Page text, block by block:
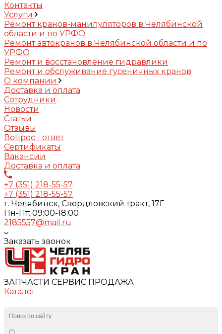
Контакты
Услуги
Ремонт кранов-манипуляторов в Челябинской
области и по УРФО
Ремонт автокранов в Челябинской области и по
УРФО
Ремонт и восстановление гидравлики
Ремонт и обслуживание гусеничных кранов
О компании
Доставка и оплата
Сотрудники
Новости
Статьи
Отзывы
Вопрос - ответ
Сертификаты
Вакансии
Доставка и оплата
+7 (351) 218-55-57
+7 (351) 218-55-57
г. Челябинск, Свердловский тракт, 17Г
Пн-Пт: 09:00-18:00
2185557@mail.ru
Заказать звонок
ЗАПЧАСТИ СЕРВИС ПРОДАЖА
Каталог